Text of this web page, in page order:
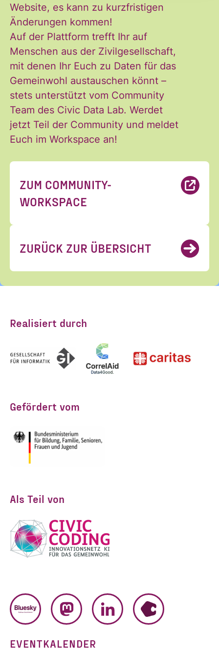
Website, es kann zu kurzfristigen
Änderungen kommen!
Auf der Plattform trefft Ihr auf
Menschen aus der Zivilgesellschaft,
mit denen Ihr Euch zu Daten für das
Gemeinwohl austauschen könnt –
stets unterstützt vom Community
Team des Civic Data Lab. Werdet
jetzt Teil der Community und meldet
Euch im Workspace an!
ZUM COMMUNITY-
WORKSPACE
ZURÜCK ZUR ÜBERSICHT
Realisiert durch
Gefördert vom
Als Teil von
BLUESKYMASTODONLINKEDINHUMHUB
EVENTKALENDER
Einwilligung
*
Ja, ich möchte den Newsletter
des Civic Data Lab per E-Mail
erhalten. Diese Einwilligung
kann ich jederzeit widerrufen.
Ich habe die Hinweise zum
Widerruf und der Verarbeitung
der Daten in den
Datenschutzvereinbarungen
gelesen und stimme diesen zu.
*
ANMELDEN